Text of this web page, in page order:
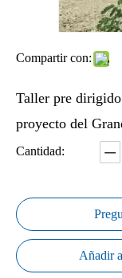
Compartir con:
Taller pre
proyecto del
Cantidad:
Añadir